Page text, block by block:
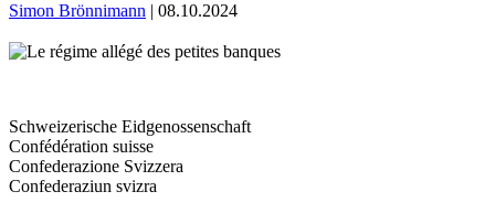
Simon Brönnimann | 08.10.2024
Schweizerische Eidgenossenschaft
Confédération suisse
Confederazione Svizzera
Confederaziun svizra